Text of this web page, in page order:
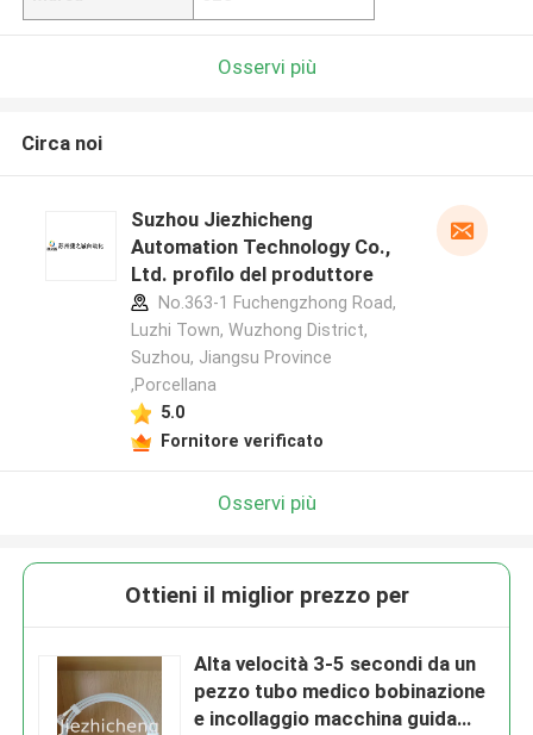
Osservi più
Circa noi
Suzhou Jiezhicheng
Automation Technology Co.,
Ltd. profilo del produttore
No.363-1 Fuchengzhong Road,
Luzhi Town, Wuzhong District,
Suzhou, Jiangsu Province
,Porcellana
5.0
Fornitore verificato
Osservi più
Ottieni il miglior prezzo per
Alta velocità 3-5 secondi da un
pezzo tubo medico bobinazione
e incollaggio macchina guida